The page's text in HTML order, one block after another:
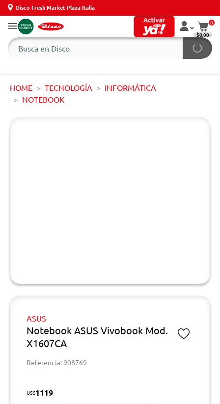
Disco Fresh Market Plaza Italia
0
$0,00
HOME TECNOLOGÍA
INFORMÁTICA
NOTEBOOK
ASUS
Notebook ASUS Vivobook Mod.
X1607CA
Referencia: 908769
U$S1119